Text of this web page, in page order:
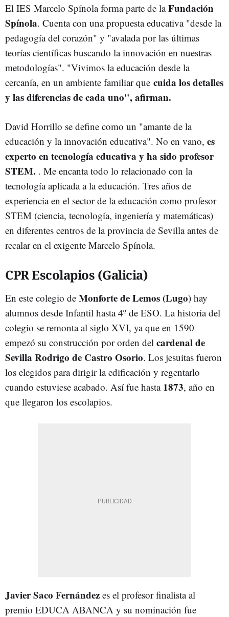
El IES Marcelo Spínola forma parte de laFundación
Spínola. Cuenta con una propuesta educativa "desde la
pedagogía del corazón" y "avalada por las últimas
teorías científicas buscando la innovación en nuestras
metodologías". "Vivimos la educación desde la
cercanía, en un ambiente familiar que cuida los detalles
y las diferencias de cada uno", afirman.
David Horrillo se define como un "amante de la
educación y la innovación educativa". No en vano, es
experto en tecnología educativa y ha sido profesor
STEM. . Me encanta todo lo relacionado con la
tecnología aplicada a la educación. Tres años de
experiencia en el sector de la educación como profesor
STEM (ciencia, tecnología, ingeniería y matemáticas)
en diferentes centros de la provincia de Sevilla antes de
recalar en el exigente Marcelo Spínola.
CPR Escolapios (Galicia)
En este colegio de Monforte de Lemos (Lugo) hay
alumnos desde Infantil hasta 4º de ESO. La historia del
colegio se remonta al siglo XVI, ya que en 1590
empezó su construcción por orden del cardenal de
Sevilla Rodrigo de Castro Osorio. Los jesuitas fueron
los elegidos para dirigir la edificación y regentarlo
cuando estuviese acabado. Así fue hasta 1873, año en
que llegaron los escolapios.
Javier Saco Fernández es el profesor finalista al
premio EDUCA ABANCA y su nominación fue